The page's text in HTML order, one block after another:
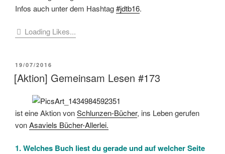
Infos auch unter dem Hashtag#jdtb16.
Loading Likes...
VERÖFFENTLICHT
AM
19/07/2016
[Aktion] Gemeinsam Lesen #173
ist eine Aktion vonSchlunzen-Bücher, ins Leben gerufen
vonAsaviels Bücher-Allerlei.
1. Welches Buch liest du gerade und auf welcher Seite